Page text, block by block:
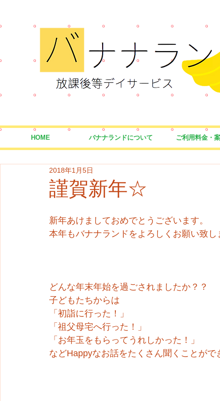
HOME バナナランドについて ご利用料金・
謹賀新年☆
2018年1月5日
新年あけましておめでとうございます。
本年もバナナランドをよろしくお願い致し
どんな年末年始を過ごされましたか？？
子どもたちからは
「初詣に行った！」
「祖父母宅へ行った！」
「お年玉をもらってうれしかった！」
などHappyなお話をたくさん聞くことが